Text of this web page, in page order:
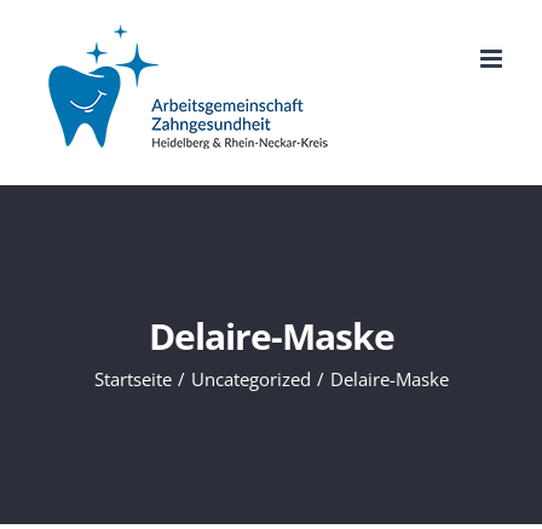
springen
Delaire-Maske
Startseite Uncategorized Delaire-Maske